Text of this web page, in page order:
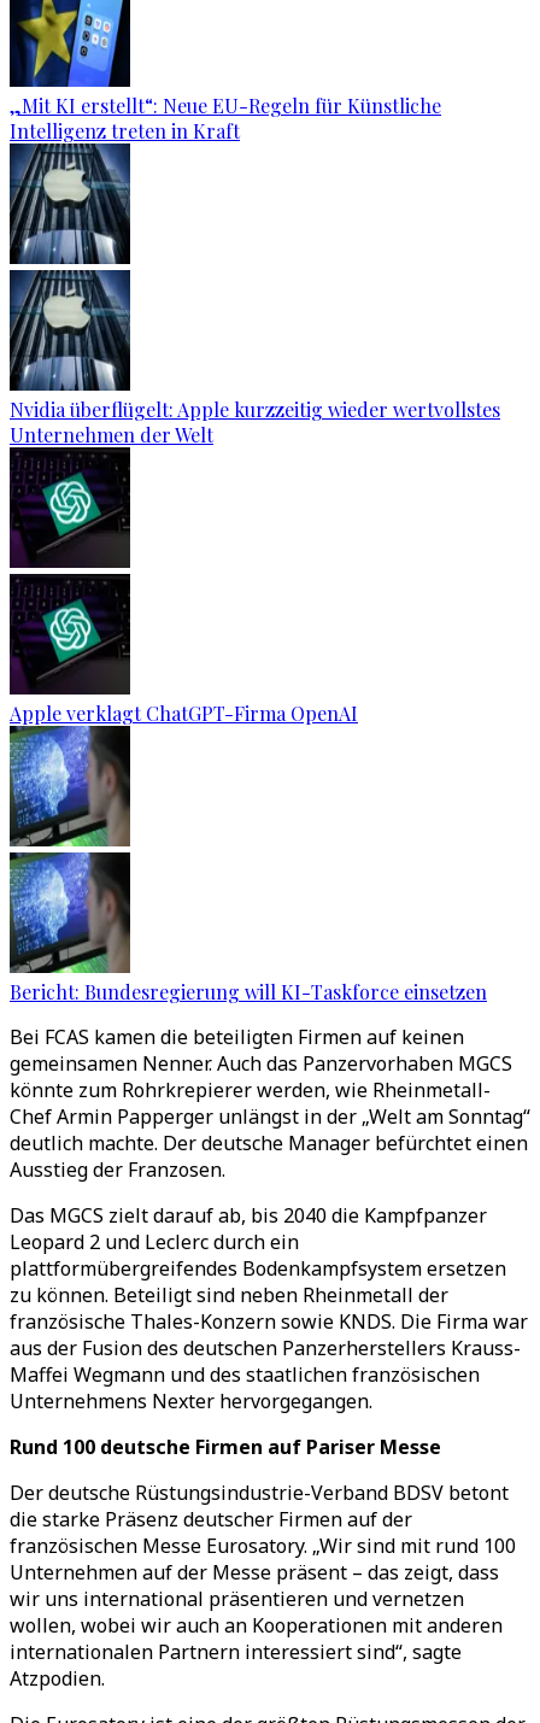
„Mit KI erstellt“: Neue EU-Regeln für Künstliche
Intelligenz treten in Kraft
Nvidia überflügelt: Apple kurzzeitig wieder wertvollstes
Unternehmen der Welt
Apple verklagt ChatGPT-Firma OpenAI
Bericht: Bundesregierung will KI-Taskforce einsetzen
Bei FCAS kamen die beteiligten Firmen auf keinen
gemeinsamen Nenner. Auch das Panzervorhaben MGCS
könnte zum Rohrkrepierer werden, wie Rheinmetall-
Chef Armin Papperger unlängst in der „Welt am Sonntag“
deutlich machte. Der deutsche Manager befürchtet einen
Ausstieg der Franzosen.
Das MGCS zielt darauf ab, bis 2040 die Kampfpanzer
Leopard 2 und Leclerc durch ein
plattformübergreifendes Bodenkampfsystem ersetzen
zu können. Beteiligt sind neben Rheinmetall der
französische Thales-Konzern sowie KNDS. Die Firma war
aus der Fusion des deutschen Panzerherstellers Krauss-
Maffei Wegmann und des staatlichen französischen
Unternehmens Nexter hervorgegangen.
Rund 100 deutsche Firmen auf Pariser Messe
Der deutsche Rüstungsindustrie-Verband BDSV betont
die starke Präsenz deutscher Firmen auf der
französischen Messe Eurosatory. „Wir sind mit rund 100
Unternehmen auf der Messe präsent – das zeigt, dass
wir uns international präsentieren und vernetzen
wollen, wobei wir auch an Kooperationen mit anderen
internationalen Partnern interessiert sind“, sagte
Atzpodien.